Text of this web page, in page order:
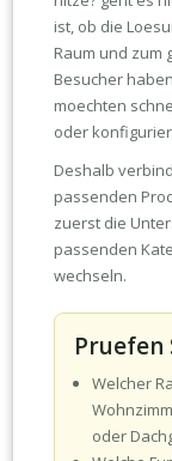
ist, ob die
Raum und zum
Besucher
moechten
oder
Deshalb
passenden
zuerst die
passenden
wechseln.
Pruefen
Welcher
oder